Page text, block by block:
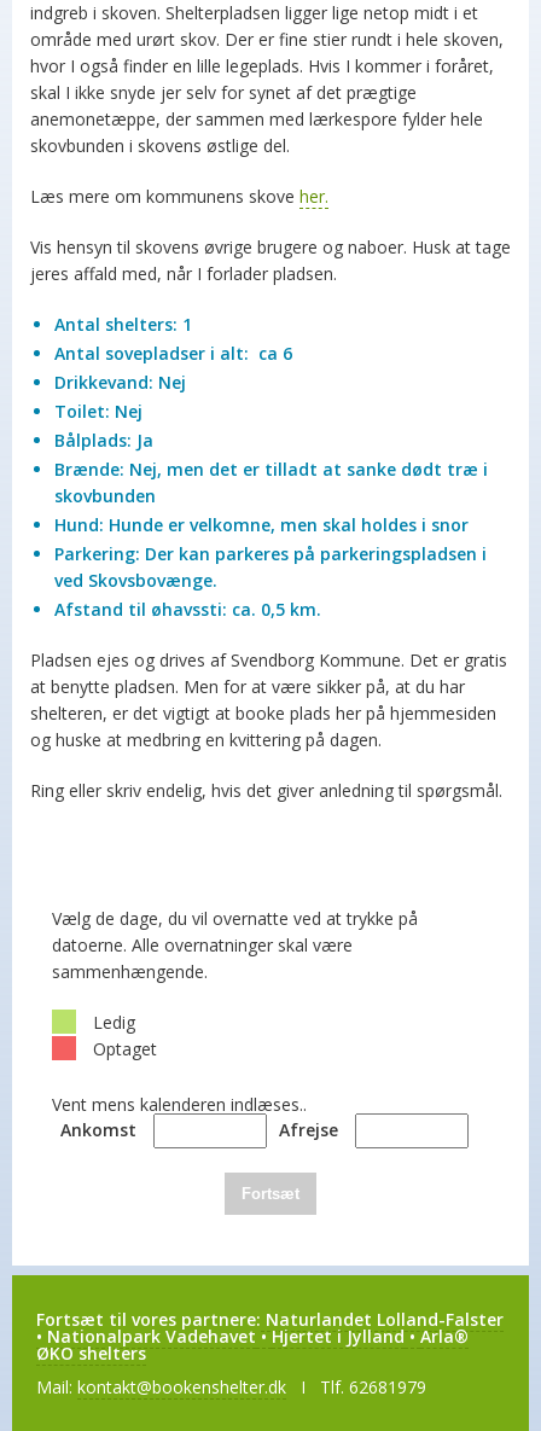
indgreb i skoven. Shelterpladsen ligger lige netop midt i et
område med urørt skov. Der er fine stier rundt i hele skoven,
hvor I også finder en lille legeplads. Hvis I kommer i foråret,
skal I ikke snyde jer selv for synet af det prægtige
anemonetæppe, der sammen med lærkespore fylder hele
skovbunden i skovens østlige del.
Læs mere om kommunens skove her.
Vis hensyn til skovens øvrige brugere og naboer. Husk at tage
jeres affald med, når I forlader pladsen.
Antal shelters: 1
Antal sovepladser i alt: ca 6
Drikkevand: Nej
Toilet: Nej
Bålplads: Ja
Brænde: Nej, men det er tilladt at sanke dødt træ i
skovbunden
Hund: Hunde er velkomne, men skal holdes i snor
Parkering: Der kan parkeres på parkeringspladsen i
ved Skovsbovænge.
Afstand til øhavssti: ca. 0,5 km.
Pladsen ejes og drives af Svendborg Kommune. Det er gratis
at benytte pladsen. Men for at være sikker på, at du har
shelteren, er det vigtigt at booke plads her på hjemmesiden
og huske at medbring en kvittering på dagen.
Ring eller skriv endelig, hvis det giver anledning til spørgsmål.
Vælg de dage, du vil overnatte ved at trykke på
datoerne. Alle overnatninger skal være
sammenhængende.
Ledig
Optaget
Vent mens kalenderen indlæses..
Ankomst
Afrejse
Fortsæt
Fortsæt til vores partnere: Naturlandet Lolland-Falster
• Nationalpark Vadehavet •Hjertet i Jylland•Arla®
ØKO shelters
Mail: kontakt@bookenshelter.dk I Tlf. 62681979